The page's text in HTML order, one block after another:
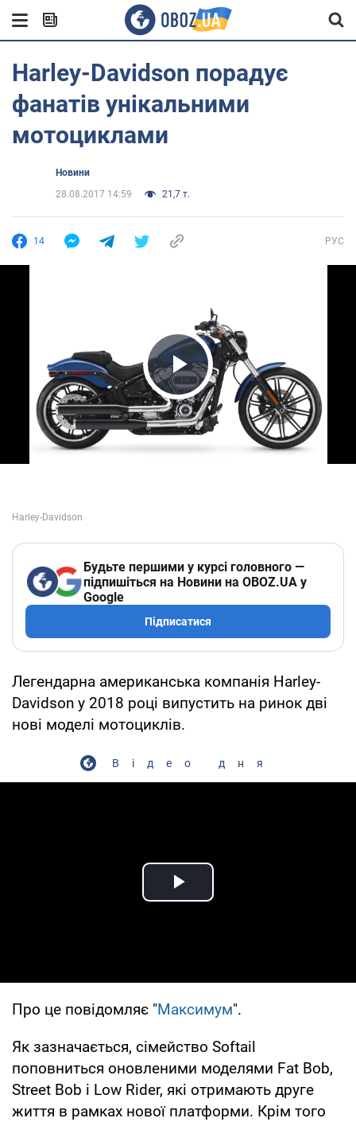
Harley-Davidson порадує
фанатів унікальними
мотоциклами
Новини
28.08.2017 14:59
21,7 т.
14 РУС
Play Video
Будьте першими у курсі головного —
підпишіться на Новини на OBOZ.UA у
Google
Підписатися
Легендарна американська компанія Harley-
Davidson у 2018 році випустить на ринок дві
нові моделі мотоциклів.
Відео дня
Play Video
Про це повідомляє "Максимум".
Як зазначається, сімейство Softail
поповниться оновленими моделями Fat Bob,
Street Bob і Low Rider, які отримають друге
життя в рамках нової платформи. Крім того